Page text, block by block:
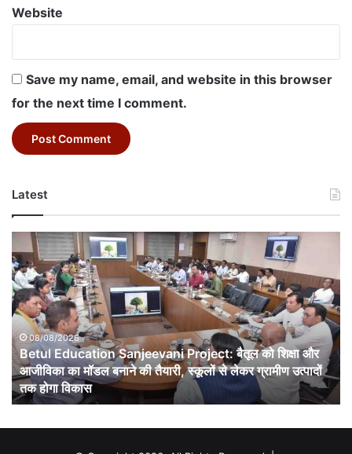
Website
Save my name, email, and website in this browser
for the next time I comment.
Latest
Betul
Education
Sanjeevani
Project:
बैतूल
को
शिक्षा
और
आजीविका
का
मॉडल
08/08/2026
Betul Education Sanjeevani Project: बैतूल को शिक्षा और
आजीविका का मॉडल बनाने की तैयारी, स्कूलों से लेकर ग्रामीण उत्पादों
तक होगा विकास